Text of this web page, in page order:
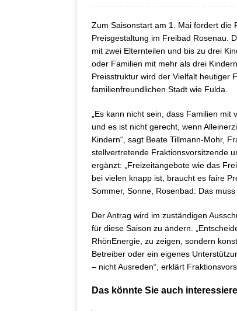
Zum Saisonstart am 1. Mai fordert die
Preisgestaltung im Freibad Rosenau.
mit zwei Elternteilen und bis zu drei
oder Familien mit mehr als drei
Preisstruktur wird der Vielfalt heutiger
familienfreundlichen Stadt wie Fulda.
„Es kann nicht sein, dass Familien
und es ist nicht gerecht, wenn
Kindern“, sagt Beate Tillmann-Mohr,
stellvertretende Fraktionsvorsitzende
ergänzt: „Freizeitangebote wie das
bei vielen knapp ist, braucht es faire
Sommer, Sonne, Rosenbad: Das
Der Antrag wird im zuständigen
für diese Saison zu ändern.
RhönEnergie, zu zeigen, sondern
Betreiber oder ein eigenes
– nicht Ausreden“, erklärt
Das könnte Sie auch